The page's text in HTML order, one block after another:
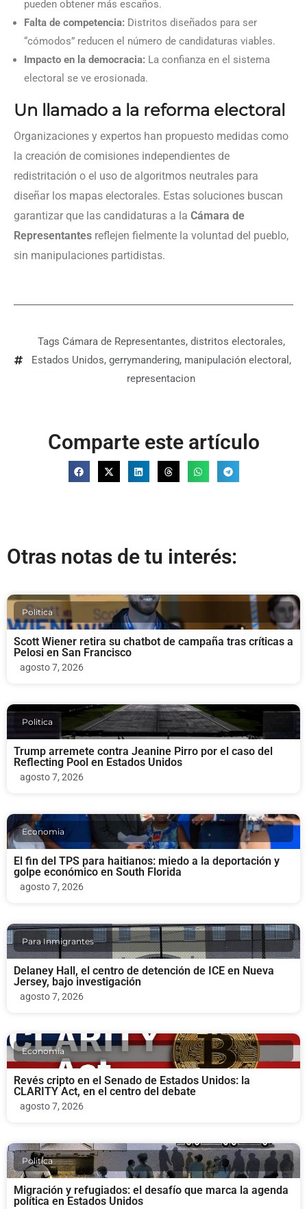
pueden obtener más escaños.
Falta de competencia: Distritos diseñados para ser
“cómodos” reducen el número de candidaturas viables.
Impacto en la democracia: La confianza en el sistema
electoral se ve erosionada.
Un llamado a la reforma electoral
Organizaciones y expertos han propuesto medidas como
la creación de comisiones independientes de
redistritación o el uso de algoritmos neutrales para
diseñar los mapas electorales. Estas soluciones buscan
garantizar que las candidaturas a la Cámara de
Representantes reflejen fielmente la voluntad del pueblo,
sin manipulaciones partidistas.
Tags Cámara de Representantes, distritos electorales,
Estados Unidos, gerrymandering, manipulación electoral ,
representacion
Comparte este artículo
Otras notas de tu interés:
Politica
Scott Wiener retira su chatbot de campaña tras críticas a
Pelosi en San Francisco
agosto 7, 2026
Politica
Trump arremete contra Jeanine Pirro por el caso del
Reflecting Pool en Estados Unidos
agosto 7, 2026
Economia
El fin del TPS para haitianos: miedo a la deportación y
golpe económico en South Florida
agosto 7, 2026
Para Inmigrantes
Delaney Hall, el centro de detención de ICE en Nueva
Jersey, bajo investigación
agosto 7, 2026
Economia
Revés cripto en el Senado de Estados Unidos: la
CLARITY Act, en el centro del debate
agosto 7, 2026
Politica
Migración y refugiados: el desafío que marca la agenda
política en Estados Unidos